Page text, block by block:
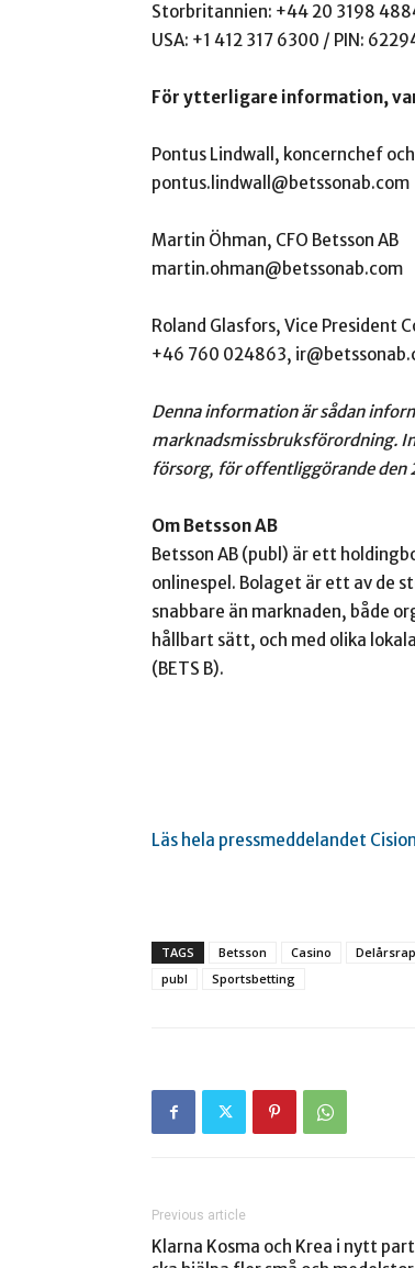
Storbritannien: +44 20 3198
USA: +1 412 317 6300 / PIN:
För ytterligare information,
Pontus Lindwall, koncernchef och
pontus.lindwall@betssonab.com
Martin Öhman, CFO Betsson AB
martin.ohman@betssonab.com
Roland Glasfors, Vice President
+46 760 024863,
Denna information är sådan
marknadsmissbruksförordning.
försorg, för offentliggörande den
Om Betsson AB
Betsson AB (publ) är ett
onlinespel. Bolaget är ett av de
snabbare än marknaden, både
hållbart sätt, och med olika
(BETS B).
Läs hela pressmeddelandet
TAGS Betsson Casino
publ
Sportsbetting
Previous article
Klarna Kosma och Krea i nytt